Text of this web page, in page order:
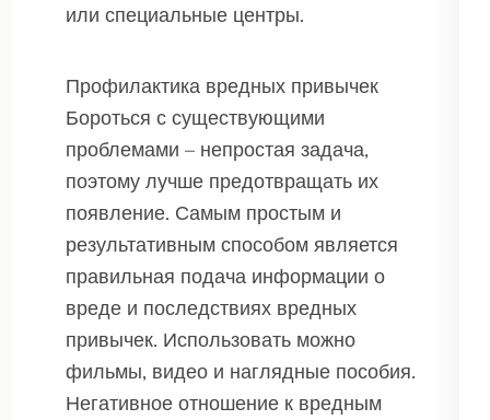
или специальные центры.
Профилактика вредных привычек
Бороться с существующими
проблемами – непростая задача,
поэтому лучше предотвращать их
появление. Самым простым и
результативным способом является
правильная подача информации о
вреде и последствиях вредных
привычек. Использовать можно
фильмы, видео и наглядные пособия.
Негативное отношение к вредным